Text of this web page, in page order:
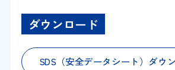
ダウンロード
SDS（安全データシート）ダウ